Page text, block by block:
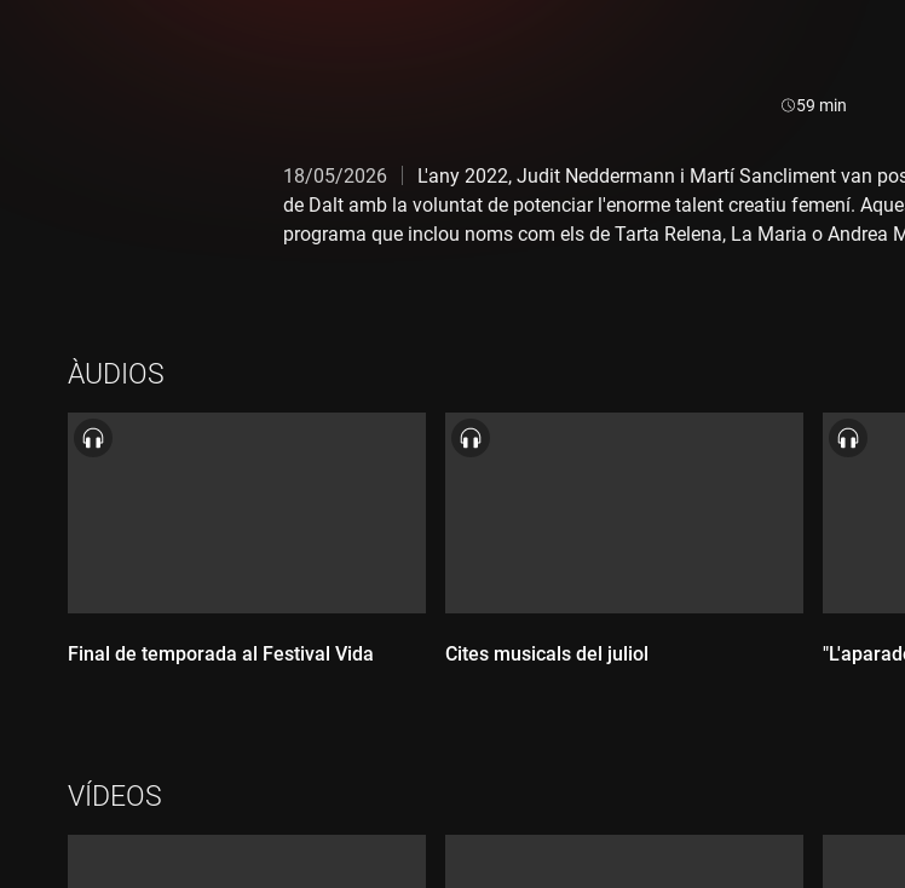
Durada:
59 min
18/05/2026
L'any 2022, Judit Neddermann i Martí Sancliment van
de Dalt amb la voluntat de potenciar l'enorme talent creatiu femení.
programa que inclou noms com els de Tarta Relena, La Maria o Andrea
ÀUDIOS
Final de temporada al Festival Vida
Durada:
Cites musicals del juliol
VÍDEOS